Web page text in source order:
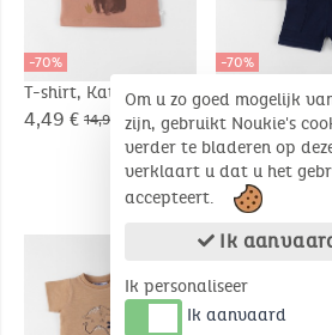
-70%
T-shirt, Katoen
4,49 € 14,95 €
-70%
Set T-shirt
Katoen
8,99 € 29,95 €
COMPLEMENTAIRE
Om u zo goed mogelijk
zijn, gebruikt Noukie's
verder te bladeren op
verklaart u dat u het
accepteert.
Ik
Ik personaliseer
Ik aanvaard